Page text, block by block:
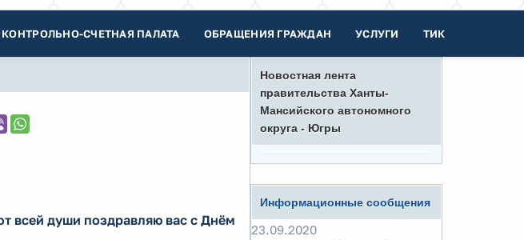
КОНТРОЛЬНО-СЧЕТНАЯ ПАЛАТА ОБРАЩЕНИЯ ГРАЖДАН УСЛУГИ ТИК
всей души поздравляю вас с Днём
Новостная лента
правительства Ханты-
Мансийского автономного
округа - Югры
Информационные сообщения
23.09.2020